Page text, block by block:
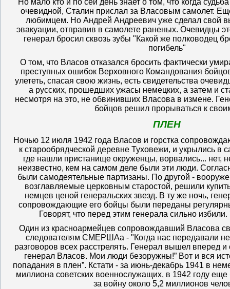
очевидной, Сталин прислал за Власовым самолет.
любимцем. Но Андрей Андреевич уже сделал свой
эвакуации, отправив в самолете раненых. Очевидцы
генерал бросил сквозь зубы "Какой же полководец
погибель"
О том, что Власов отказался бросить фактически
преступных ошибок Верховного Командования
улететь, спасая свою жизнь, есть свидетельства
а русских, прошедших ужасы немецких, а затем и
несмотря на это, не обвинивших Власова в измене.
бойцов решил прорываться к
ПЛЕН
Ночью 12 июля 1942 года Власов и горстка
к старообрядческой деревне Туховежи, и укрылись в
где нашли пристанище окруженцы, ворвались... нет,
неизвестно, кем на самом деле были эти люди.
были самодеятельные партизаны. По другой -
возглавляемые церковным старостой, решили
немцев ценой генеральских звезд. В ту же ночь,
сопровождающие его бойцы были переданы
Говорят, что перед этим генерала сильно
Один из красноармейцев сопровождавший Власова
следователям СМЕРШАа - "Когда нас передавали
разговоров всех расстрелять. Генерал вышел вперед и
генерал Власов. Мои люди безоружны!” Вот и вся
попадания в плен”. Кстати - за июнь-декабрь 1941 в
миллиона советских военнослужащих, в 1942 году
за войну около 5,2 миллионов